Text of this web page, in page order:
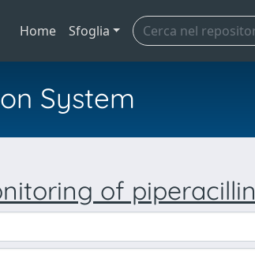
Home Sfoglia
System
of